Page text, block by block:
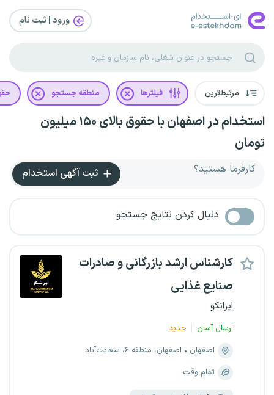
ورود | ثبت‌ نام
مرتبط‌ترین فیلترها منطقه جستجو
استخدام در اصفهان با حقوق بالای ۱۵۰ میلیون
تومان
کارفرما هستید؟ ثبت آگهی استخدام
دنبال کردن نتایج جستجو
کارشناس ارشد بازرگانی و صادرات
صنایع غذایی
ایرانکو
ارسال آسان
جدید
اصفهان
اصفهان، منطقه ۶، سعادت‌آباد
تمام وقت